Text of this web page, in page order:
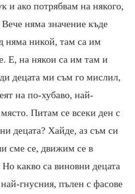
и ако потрябвам на някого,
няма значение къде
няма никой, там са им
Е, на някои са им там и
децата ми съм го мислил,
на по-хубаво, най-
Питам се всеки ден с
децата? Хайде, аз съм си
сме се, движим се в
какво са виновни децата
гнусния, пълен с фасове